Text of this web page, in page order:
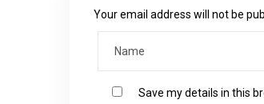
Your email address will not be
Save my details in this